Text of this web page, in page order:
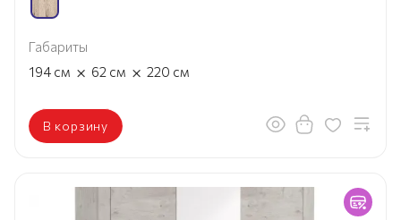
Габариты
194 см × 62 см × 220 см
В корзину